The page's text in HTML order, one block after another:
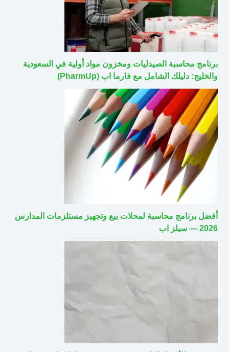
برنامج محاسبة الصيدليات ومخزون مواد أولية في السعودية
والخليج: دليلك الشامل مع فارما اب (PharmUp)
أفضل برنامج محاسبة لمحلات بيع وتجهيز مستلزمات المدارس
2026 — سيلز اب